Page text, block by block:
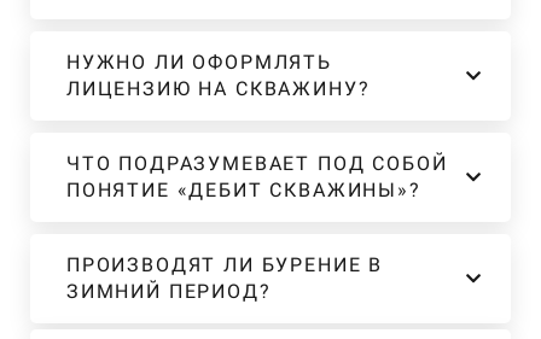
НУЖНО ЛИ ОФОРМЛЯТЬ
ЛИЦЕНЗИЮ НА СКВАЖИНУ?
ЧТО ПОДРАЗУМЕВАЕТ ПОД СОБОЙ
ПОНЯТИЕ «ДЕБИТ СКВАЖИНЫ»?
ПРОИЗВОДЯТ ЛИ БУРЕНИЕ В
ЗИМНИЙ ПЕРИОД?